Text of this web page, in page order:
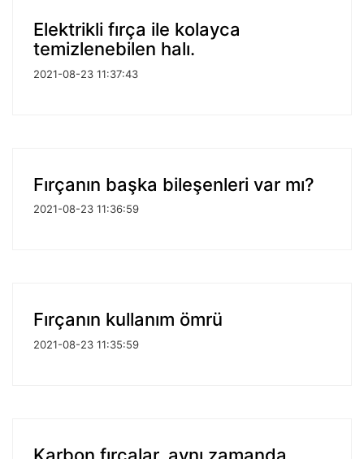
Elektrikli fırça ile kolayca
temizlenebilen halı.
2021-08-23 11:37:43
Fırçanın başka bileşenleri var mı?
2021-08-23 11:36:59
Fırçanın kullanım ömrü
2021-08-23 11:35:59
Karbon fırçalar, aynı zamanda